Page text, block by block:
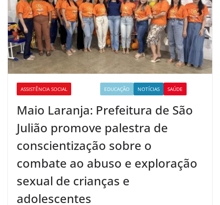
ASSISTÊNCIA SOCIAL EDUCAÇÃO NOTÍCIAS SAÚDE
Maio Laranja: Prefeitura de São
Julião promove palestra de
conscientização sobre o
combate ao abuso e exploração
sexual de crianças e
adolescentes